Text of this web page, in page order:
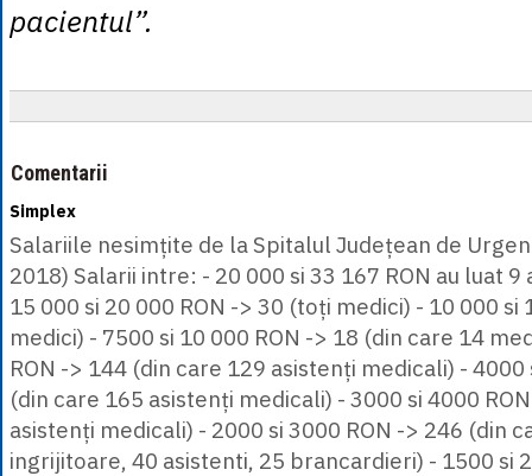
pacientul”.
Comentarii
Simplex
Salariile nesimțite de la Spitalul Județean de
2018) Salarii intre: - 20 000 si 33 167 RON au luat
15 000 si 20 000 RON -> 30 (toți medici) - 10 000 si
medici) - 7500 si 10 000 RON -> 18 (din care 14
RON -> 144 (din care 129 asistenți medicali) - 4000
(din care 165 asistenți medicali) - 3000 si 4000
asistenți medicali) - 2000 si 3000 RON -> 246 (din
ingrijitoare, 40 asistenti, 25 brancardieri) - 1500 si